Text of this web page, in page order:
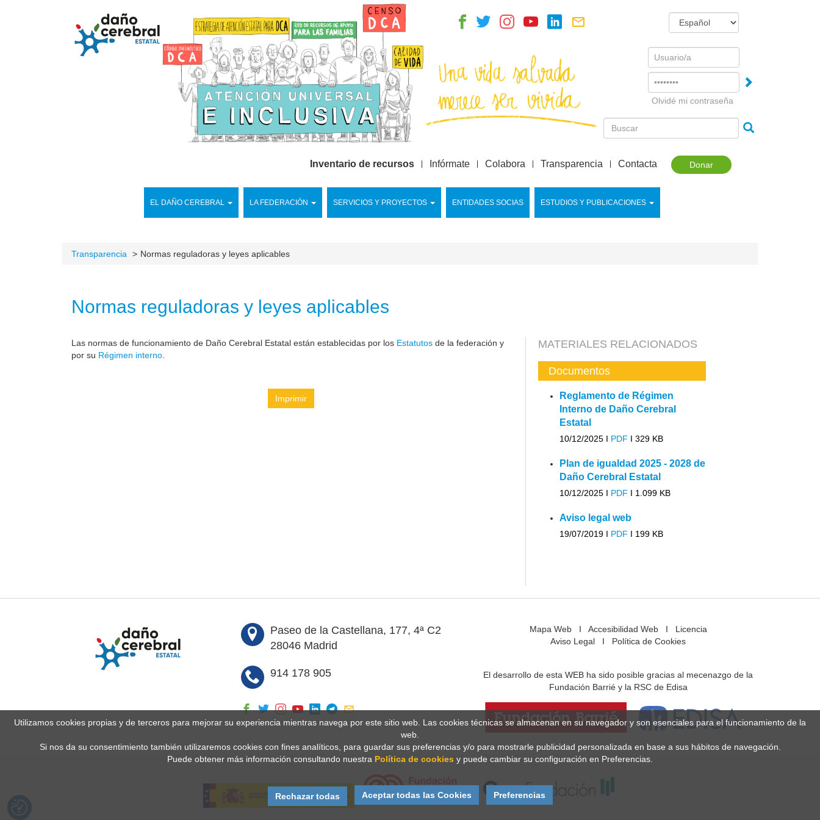
Username
Olvidé mi contraseña
Donar
EL DAÑO CEREBRAL LA FEDERACIÓN SERVICIOS Y PROYECTOS ENTIDADES SOCIAS ESTUDIOS Y PUBLICACIONES
Inventario de recursos Infórmate Colabora Transparencia Contacta
Transparencia Normas reguladoras y leyes aplicables
Normas reguladoras y leyes aplicables
Las normas de funcionamiento de Daño Cerebral Estatal están establecidas por los Estatutos de la federación y
por su Régimen interno
Imprimir
MATERIALES RELACIONADOS
Documentos
Reglamento de Régimen
Interno de Daño Cerebral
Estatal
10/12/2025 I PDF I 329 KB
Plan de igualdad 2025 - 2028 de
Daño Cerebral Estatal
10/12/2025 I PDF I 1.099 KB
Aviso legal web
19/07/2019 I PDF I 199 KB
Paseo de la Castellana, 177, 4ª C2
28046 Madrid
914 178 905
Mapa WebI Accesibilidad WebI Licencia
Aviso Legal I Política de Cookies
El desarrollo de esta WEB ha sido posible gracias al mecenazgo de la
Fundación Barrié y la RSC de Edisa
Utilizamos cookies propias y de terceros para mejorar su experiencia mientras navega por este sitio web. Las cookies técnicas se almacenan en su navegador y son esenciales para el funcionamiento de la
web.
Si nos da su consentimiento también utilizaremos cookies con fines analíticos, para guardar sus preferencias y/o para mostrarle publicidad personalizada en base a sus hábitos de navegación.
Puede obtener más información consultando nuestra Política de cookies y puede cambiar su configuración en Preferencias.
Rechazar todas Aceptar todas las Cookies Preferencias